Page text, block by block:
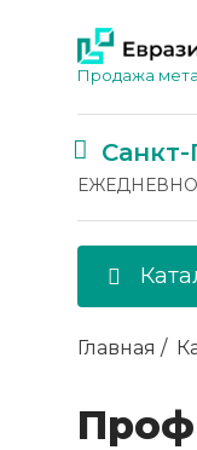
Продажа
ЕЖЕДНЕВНО
Главная